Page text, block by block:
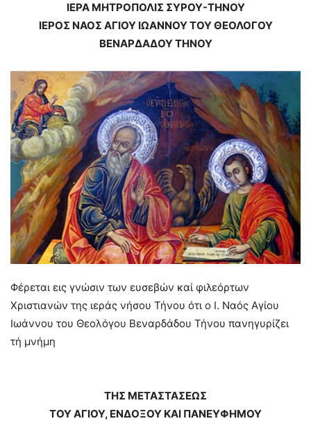
ΙΕΡΑ ΜΗΤΡΟΠΟΛΙΣ ΣΥΡΟΥ-ΤΗΝΟΥ
ΙΕΡΟΣ ΝΑΟΣ ΑΓΙΟΥ ΙΩΑΝΝΟΥ ΤΟΥ ΘΕΟΛΟΓΟΥ
ΒΕΝΑΡΔΑΔΟΥ ΤΗΝΟΥ
Φέρεται εις γνώσιν των ευσεβών καί φιλεόρτων
Χριστιανών της ιεράς νήσου Τήνου ότι ο Ι. Ναός Αγίου
Ιωάννου του Θεολόγου Βεναρδάδου Τήνου πανηγυρίζει
τή μνήμη
ΤΗΣ ΜΕΤΑΣΤΑΣΕΩΣ
ΤΟΥ ΑΓΙΟΥ, ΕΝΔΟΞΟΥ ΚΑΙ ΠΑΝΕΥΦΗΜΟΥ